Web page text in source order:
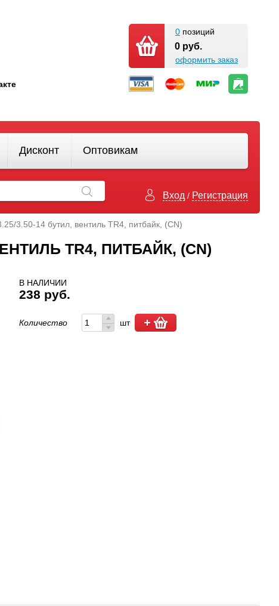
0 позиций
0 руб.
оформить заказ
Дисконт Оптовикам
Вход / Регистрация
3.50-14 бутил, вентиль TR4, питбайк, (СN)
TR4, ПИТБАЙК, (СN)
В НАЛИЧИИ
238 руб.
Количество шт